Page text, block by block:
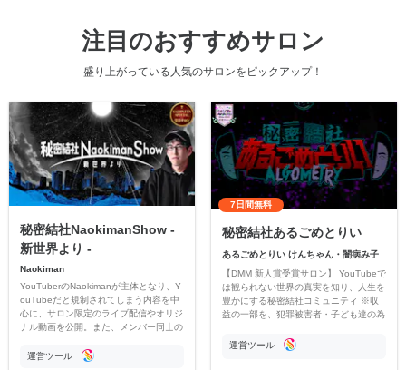
注目のおすすめサロン
盛り上がっている人気のサロンをピックアップ！
秘密結社NaokimanShow -
新世界より -
Naokiman
YouTuberのNaokimanが主体となり、Y
ouTubeだと規制されてしまう内容を中
心に、サロン限定のライブ配信やオリジ
ナル動画を公開。また、メンバー同士の
ただいています。
運営ツール
7日間無料
秘密結社あるごめとりい
あるごめとりい けんちゃん・闇病み子
【DMM 新人賞受賞サロン】 YouTubeで
は観られない世界の真実を知り、人生を
豊かにする秘密結社コミュニティ ※収
益の一部を、犯罪被害者・子ども達の為
す運営ツール